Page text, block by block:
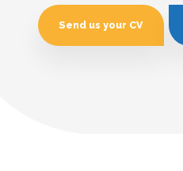
Send us your CV